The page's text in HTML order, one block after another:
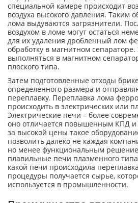
специальной камере происходит
воздуха высокого давления. Таким
лома выдуваются загрязнители.
воздухом в ломе могут остаться
для их удаления дробленный лом
обработку в магнитном
выполняться в магнитном
плоского типа.
Затем подготовленные отходы
определенного размера и
переплавку. Переплавка лома
происходить в электрических или
Электрические печи – более
оно отличается повышенным КПД и
за высокой цены такое
позволить далеко не каждая
но менее функциональным
плавильные печи плазменного
какой печи происходила
процедуры получается сырье,
используется в промышленности.